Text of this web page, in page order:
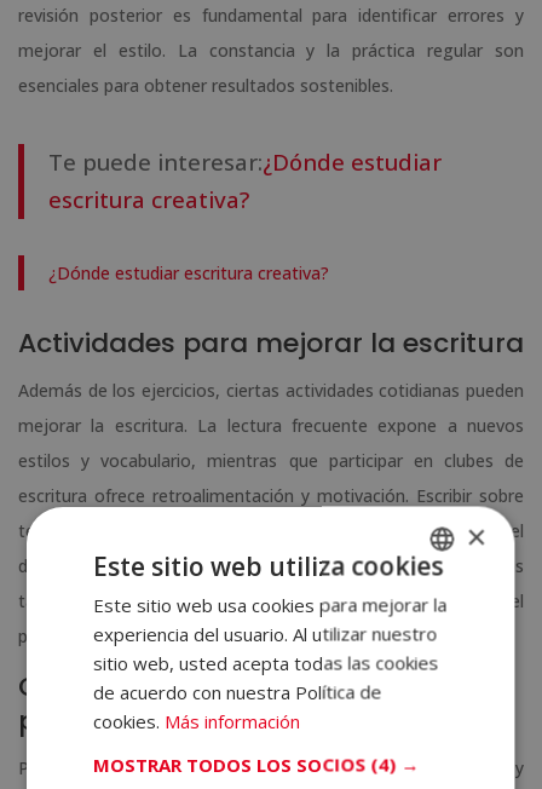
revisión posterior es fundamental para identificar errores y
mejorar el estilo. La constancia y la práctica regular son
esenciales para obtener resultados sostenibles.
Te puede interesar:¿Dónde estudiar
escritura creativa?
¿Dónde estudiar escritura creativa?
Actividades para mejorar la escritura
Además de los ejercicios, ciertas actividades cotidianas pueden
mejorar la escritura. La lectura frecuente expone a nuevos
estilos y vocabulario, mientras que participar en clubes de
escritura ofrece retroalimentación y motivación. Escribir sobre
temas de interés personal mantiene el compromiso y facilita el
desarrollo de una voz propia. Revisar y mejorar textos antiguos
también permite detectar errores recurrentes y medir el
progreso.
Consejos adicionales para
perfeccionar la escritura
Para perfeccionar la escritura, es útil ampliar el vocabulario y
SPANISH
PORTUGUESE
×
Este sitio web utiliza cookies
Este sitio web usa cookies para mejorar la
experiencia del usuario. Al utilizar nuestro
sitio web, usted acepta todas las cookies
de acuerdo con nuestra Política de
cookies. Más información
MOSTRAR TODOS LOS SOCIOS (4) →